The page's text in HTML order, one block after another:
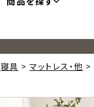
寝具 マットレス・他